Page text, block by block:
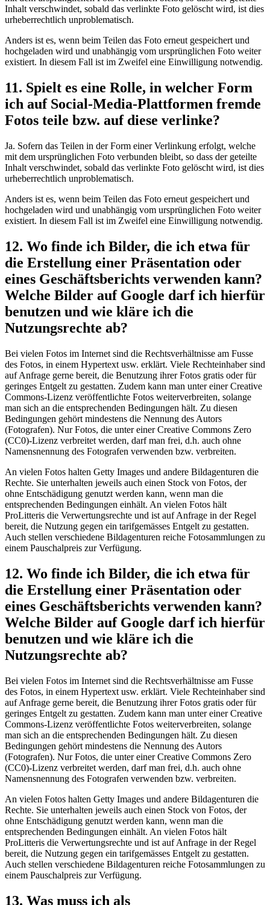
Inhalt verschwindet, sobald das verlinkte Foto gelöscht wird, ist dies
urheberrechtlich unproblematisch.
Anders ist es, wenn beim Teilen das Foto erneut gespeichert und
hochgeladen wird und unabhängig vom ursprünglichen Foto weiter
existiert. In diesem Fall ist im Zweifel eine Einwilligung notwendig.
11. Spielt es eine Rolle, in welcher Form
ich auf Social-Media-Plattformen fremde
Fotos teile bzw. auf diese verlinke?
Ja. Sofern das Teilen in der Form einer Verlinkung erfolgt, welche
mit dem ursprünglichen Foto verbunden bleibt, so dass der geteilte
Inhalt verschwindet, sobald das verlinkte Foto gelöscht wird, ist dies
urheberrechtlich unproblematisch.
Anders ist es, wenn beim Teilen das Foto erneut gespeichert und
hochgeladen wird und unabhängig vom ursprünglichen Foto weiter
existiert. In diesem Fall ist im Zweifel eine Einwilligung notwendig.
12. Wo finde ich Bilder, die ich etwa für
die Erstellung einer Präsentation oder
eines Geschäftsberichts verwenden kann?
Welche Bilder auf Google darf ich hierfür
benutzen und wie kläre ich die
Nutzungsrechte ab?
Bei vielen Fotos im Internet sind die Rechtsverhältnisse am Fusse
des Fotos, in einem Hypertext usw. erklärt. Viele Rechteinhaber sind
auf Anfrage gerne bereit, die Benutzung ihrer Fotos gratis oder für
geringes Entgelt zu gestatten. Zudem kann man unter einer Creative
Commons-Lizenz veröffentlichte Fotos weiterverbreiten, solange
man sich an die entsprechenden Bedingungen hält. Zu diesen
Bedingungen gehört mindestens die Nennung des Autors
(Fotografen). Nur Fotos, die unter einer Creative Commons Zero
(CC0)-Lizenz verbreitet werden, darf man frei, d.h. auch ohne
Namensnennung des Fotografen verwenden bzw. verbreiten.
An vielen Fotos halten Getty Images und andere Bildagenturen die
Rechte. Sie unterhalten jeweils auch einen Stock von Fotos, der
ohne Entschädigung genutzt werden kann, wenn man die
entsprechenden Bedingungen einhält. An vielen Fotos hält
ProLitteris die Verwertungsrechte und ist auf Anfrage in der Regel
bereit, die Nutzung gegen ein tarifgemässes Entgelt zu gestatten.
Auch stellen verschiedene Bildagenturen reiche Fotosammlungen zu
einem Pauschalpreis zur Verfügung.
12. Wo finde ich Bilder, die ich etwa für
die Erstellung einer Präsentation oder
eines Geschäftsberichts verwenden kann?
Welche Bilder auf Google darf ich hierfür
benutzen und wie kläre ich die
Nutzungsrechte ab?
Bei vielen Fotos im Internet sind die Rechtsverhältnisse am Fusse
des Fotos, in einem Hypertext usw. erklärt. Viele Rechteinhaber sind
auf Anfrage gerne bereit, die Benutzung ihrer Fotos gratis oder für
geringes Entgelt zu gestatten. Zudem kann man unter einer Creative
Commons-Lizenz veröffentlichte Fotos weiterverbreiten, solange
man sich an die entsprechenden Bedingungen hält. Zu diesen
Bedingungen gehört mindestens die Nennung des Autors
(Fotografen). Nur Fotos, die unter einer Creative Commons Zero
(CC0)-Lizenz verbreitet werden, darf man frei, d.h. auch ohne
Namensnennung des Fotografen verwenden bzw. verbreiten.
An vielen Fotos halten Getty Images und andere Bildagenturen die
Rechte. Sie unterhalten jeweils auch einen Stock von Fotos, der
ohne Entschädigung genutzt werden kann, wenn man die
entsprechenden Bedingungen einhält. An vielen Fotos hält
ProLitteris die Verwertungsrechte und ist auf Anfrage in der Regel
bereit, die Nutzung gegen ein tarifgemässes Entgelt zu gestatten.
Auch stellen verschiedene Bildagenturen reiche Fotosammlungen zu
einem Pauschalpreis zur Verfügung.
13. Was muss ich als